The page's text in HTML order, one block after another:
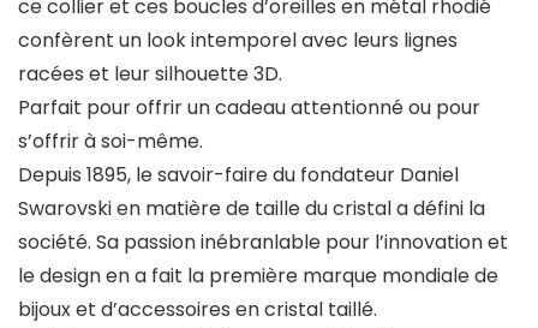
ce collier et ces boucles d’oreilles en métal rhodié
confèrent un look intemporel avec leurs lignes
racées et leur silhouette 3D.
Parfait pour offrir un cadeau attentionné ou pour
s’offrir à soi-même.
Depuis 1895, le savoir-faire du fondateur Daniel
Swarovski en matière de taille du cristal a défini la
société. Sa passion inébranlable pour l’innovation et
le design en a fait la première marque mondiale de
bijoux et d’accessoires en cristal taillé.